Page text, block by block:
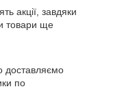
акції, завдяки
товари ще
доставляємо
по